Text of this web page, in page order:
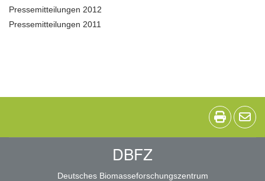
Pressemitteilungen 2012
Pressemitteilungen 2011
DBFZ
Deutsches Biomasseforschungszentrum